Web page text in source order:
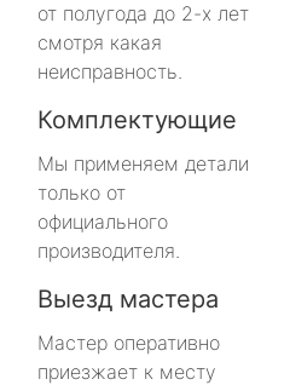
от полугода до 2-х лет
смотря какая
неисправность.
Комплектующие
Мы применяем детали
только от
официального
производителя.
Выезд мастера
Мастер оперативно
приезжает к месту